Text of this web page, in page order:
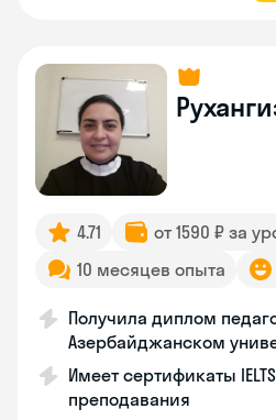
4.71
от 1590 ₽ за
10 месяцев опыта
Получила диплом
Азербайджанском
Имеет сертификаты IELTS
преподавания